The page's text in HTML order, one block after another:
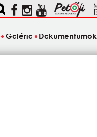
Galéria Dokumentumok